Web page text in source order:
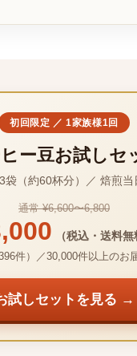
初回限定 ／ 1家族様1回
ー豆お試しセ
袋（約60杯分）／ 焙煎当
通常 ¥6,600〜6,800
（税込・送料無
件）／30,000件以上のお
試しセットを見る →